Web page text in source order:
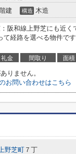
建 構造 木造
阪和線上野芝にも近
て経路を選べる物件で
礼金 間取り 面積
りません。
お問い合わせはこちら
野芝町 ７丁